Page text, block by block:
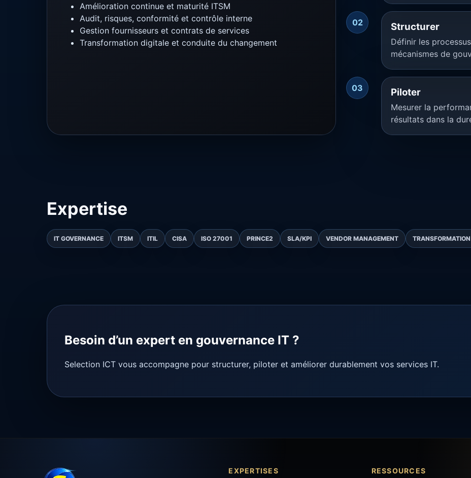
Amélioration continue et maturité ITSM
Audit, risques, conformité et contrôle interne
Gestion fournisseurs et contrats de services
Transformation digitale et conduite du changement
02 Structurer
Définir les
mécanismes de
03 Piloter
Mesurer la
résultats dans la
Expertise
IT GOVERNANCE ITSM ITIL CISA ISO 27001 PRINCE2 SLA/KPI VENDOR MANAGEMENT
Besoin d’un expert en gouvernance IT ?
Selection ICT vous accompagne pour structurer, piloter et améliorer durablement vos services IT.
EXPERTISES RESSOURCES